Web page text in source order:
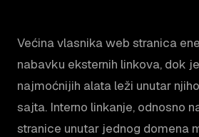
Većina vlasnika web stranica
nabavku eksternih linkova, dok
najmoćnijih alata leži unutar
sajta. Interno linkanje, odnosno
stranice unutar jednog domena